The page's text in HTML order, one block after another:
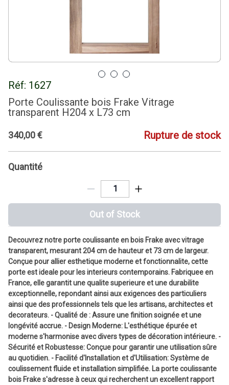
Réf: 1627
Porte Coulissante bois Frake Vitrage
transparent H204 x L73 cm
340,00€ Rupture de stock
Quantité
Out of Stock
Decouvrez notre porte coulissante en bois Frake avec vitrage
transparent, mesurant 204 cm de hauteur et 73 cm de largeur.
Conçue pour allier esthetique moderne et fonctionnalite, cette
porte est ideale pour les interieurs contemporains. Fabriquee en
France, elle garantit une qualite superieure et une durabilite
exceptionnelle, repondant ainsi aux exigences des particuliers
ainsi que des professionnels tels que les artisans, architectes et
decorateurs. - Qualité de : Assure une finition soignée et une
longévité accrue. - Design Moderne: L'esthétique épurée et
moderne s'harmonise avec divers types de décoration intérieure. -
Sécurité et Robustesse: Conçue pour garantir une utilisation sûre
au quotidien. - Facilité d'Installation et d'Utilisation: Système de
coulissement fluide et installation simplifiée. La porte coulissante
bois Frake s'adresse à ceux qui recherchent un excellent rapport